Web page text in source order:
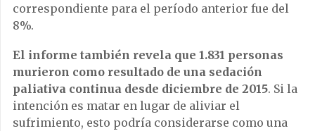
correspondiente para el período anterior fue del
8%.
El informe también revela que 1.831 personas
murieron como resultado de una sedación
paliativa continua desde diciembre de 2015. Si la
intención es matar en lugar de aliviar el
sufrimiento, esto podría considerarse como una